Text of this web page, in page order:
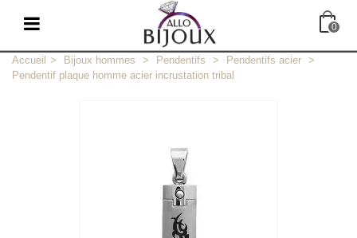
0
Accueil > Bijoux hommes > Pendentifs > Pendentifs acier >
Pendentif plaque homme acier incrustation tribal